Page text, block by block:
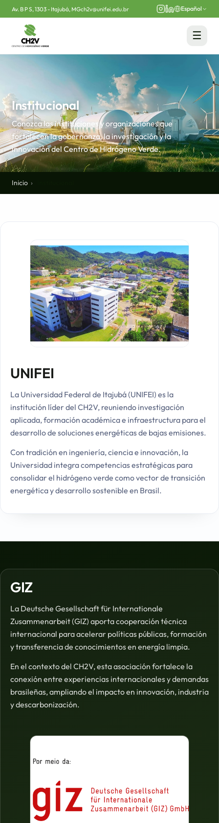
Av. B P S, 1303 - Itajubá, MGch2v@unifei.edu.br Español
☰
Institucional
Conozca las instituciones y organizaciones que
fortalecen la gobernanza, la investigación y la
innovación del Centro de Hidrógeno Verde.
Inicio
UNIFEI
La Universidad Federal de Itajubá (UNIFEI) es la
institución líder del CH2V, reuniendo investigación
aplicada, formación académica e infraestructura para el
desarrollo de soluciones energéticas de bajas emisiones.
Con tradición en ingeniería, ciencia e innovación, la
Universidad integra competencias estratégicas para
consolidar el hidrógeno verde como vector de transición
energética y desarrollo sostenible en Brasil.
GIZ
La Deutsche Gesellschaft für Internationale
Zusammenarbeit (GIZ) aporta cooperación técnica
internacional para acelerar políticas públicas, formación
y transferencia de conocimientos en energía limpia.
En el contexto del CH2V, esta asociación fortalece la
conexión entre experiencias internacionales y demandas
brasileñas, ampliando el impacto en innovación, industria
y descarbonización.